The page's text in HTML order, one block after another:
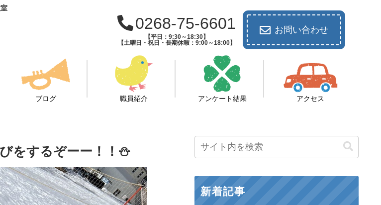
0268-75-6601
【平日：9:30～18:30】
【土曜日・祝日・長期休暇：9:00～18:00】
お問い合わせ
ブログ 職員紹介 アンケート結果 アクセス
をするぞーー！！⛄
新着記事